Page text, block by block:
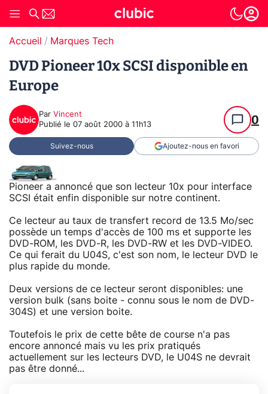
Accueil Marques Tech
DVD Pioneer 10x SCSI disponible en
Europe
Par Vincent
Publié le 07 août 2000 à 11h13 0
Suivez-nous Ajoutez-nous en favori
Pioneer a annoncé que son lecteur 10x pour interface
SCSI était enfin disponible sur notre continent.
Ce lecteur au taux de transfert record de 13.5 Mo/sec
possède un temps d'accès de 100 ms et supporte les
DVD-ROM, les DVD-R, les DVD-RW et les DVD-VIDEO.
Ce qui ferait du U04S, c'est son nom, le lecteur DVD le
plus rapide du monde.
Deux versions de ce lecteur seront disponibles: une
version bulk (sans boite - connu sous le nom de DVD-
304S) et une version boite.
Toutefois le prix de cette bête de course n'a pas
encore annoncé mais vu les prix pratiqués
actuellement sur les lecteurs DVD, le U04S ne devrait
pas être donné...